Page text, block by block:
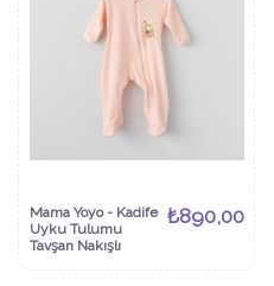
Mama Yoyo - Kadife
Uyku Tulumu
Tavşan Nakışlı
₺890,00